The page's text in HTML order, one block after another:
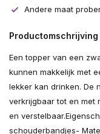
Andere maat
Productomschrijving
Een topper van een
kunnen makkelijk met
lekker kan drinken. De
verkrijgbaar tot en met
en
schouderbandjes-